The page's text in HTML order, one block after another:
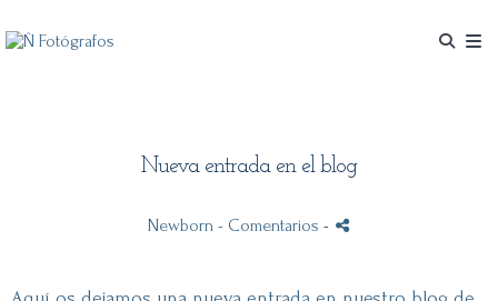
Nueva entrada en el blog
Newborn - Comentarios -